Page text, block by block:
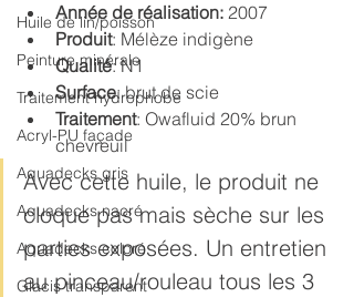
Huile de lin/poisson
Peinture minérale
Traitement hydrophobe
Acryl-PU façade
Aquadecks gris
Aquadecks nacré
Aquadecks coloré
Glacis transparent
Année de réalisation: 2007
Produit: Mélèze indigène
Qualité: N1
Surface: brut de scie
Traitement: Owafluid 20% brun
chevreuil
Avec cette huile, le produit ne
cloque pas mais sèche sur les
parties exposées. Un entretien
au pinceau/rouleau tous les 3